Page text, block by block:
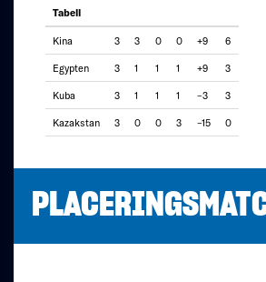
Tabell
Kina 3 3 0 0 +9 6
Egypten 3 1 1 1 +9 3
Kuba 3 1 1 1 –3 3
Kazakstan 3 0 0 3 –15 0